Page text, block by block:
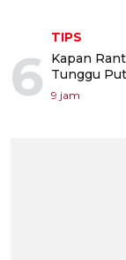
6
TIPS
Kapan
Tunggu
9 jam